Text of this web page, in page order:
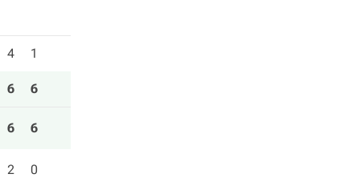
4 1
6 6
6 6
2 0